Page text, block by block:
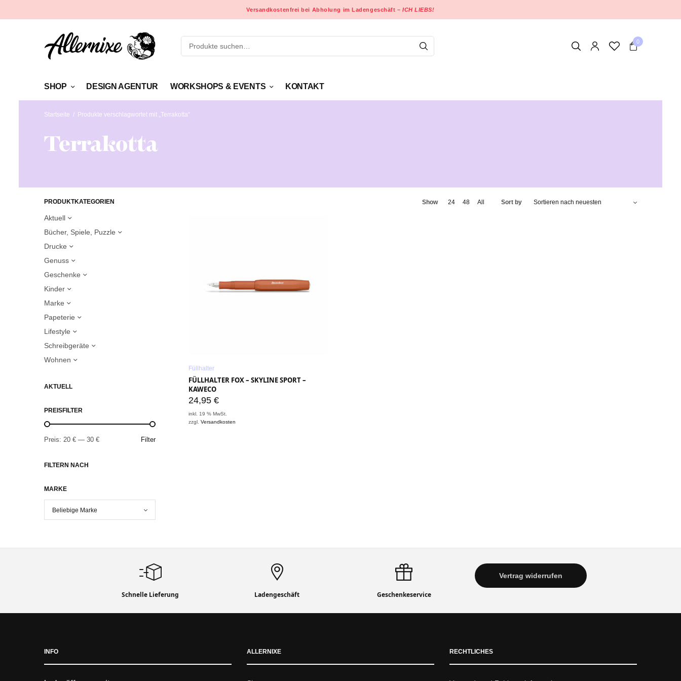
Versandkostenfrei bei Abholung im Ladengeschäft –ICH LIEBS!
0
SHOP DESIGN AGENTUR WORKSHOPS & EVENTS KONTAKT
Startseite / Produkte verschlagwortet mit „Terrakotta“
Terrakotta
PRODUKTKATEGORIEN
Aktuell
Bücher, Spiele, Puzzle
Drucke
Genuss
Geschenke
Kinder
Marke
Papeterie
Lifestyle
Schreibgeräte
Wohnen
AKTUELL
PREISFILTER
Filter
Preis: 20 € — 30 €
FILTERN NACH
MARKE
Show 24 48 All Sort by
Füllhalter
FÜLLHALTER FOX – SKYLINE SPORT –
KAWECO
24,95 €
inkl. 19 % MwSt.
zzgl.Versandkosten
Schnelle Lieferung Ladengeschäft Geschenkeservice
Vertrag widerrufen
INFO ALLERNIXE RECHTLICHES